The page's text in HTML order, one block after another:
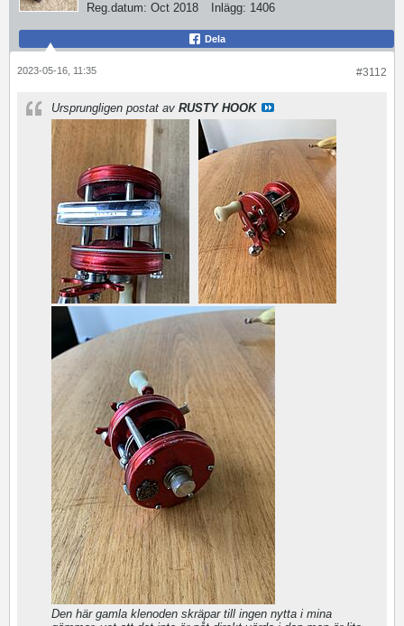
Reg.datum: Oct 2018 Inlägg: 1406
Dela
#3112
2023-05-16, 11:35
Ursprungligen postat av RUSTY HOOK
Den här gamla klenoden skräpar till ingen nytta i mina